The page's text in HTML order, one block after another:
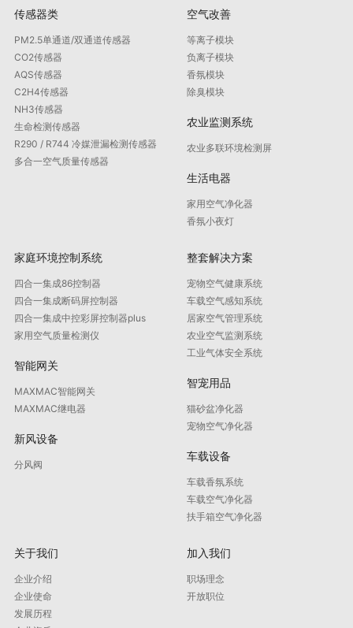
传感器类
PM2.5单通道/双通道传感器
CO2传感器
AQS传感器
C2H4传感器
NH3传感器
生命检测传感器
R290 / R744 冷媒泄漏检测传感器
多合一空气质量传感器
空气改善
等离子模块
负离子模块
香氛模块
除臭模块
农业监测系统
农业多联环境检测屏
生活电器
家用空气净化器
香氛小夜灯
家庭环境控制系统
四合一集成86控制器
四合一集成断码屏控制器
四合一集成中控彩屏控制器plus
家用空气质量检测仪
智能网关
MAXMAC智能网关
MAXMAC继电器
新风设备
分风阀
整套解决方案
宠物空气健康系统
车载空气感知系统
居家空气管理系统
农业空气监测系统
工业气体安全系统
智宠用品
猫砂盆净化器
宠物空气净化器
车载设备
车载香氛系统
车载空气净化器
扶手箱空气净化器
关于我们
企业介绍
企业使命
发展历程
加入我们
职场理念
开放职位